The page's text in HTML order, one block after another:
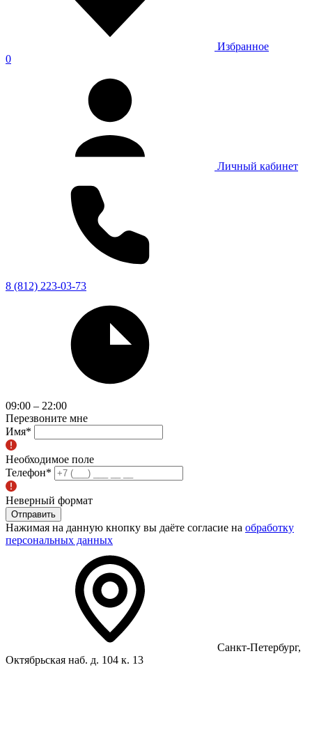
Избранное
0
Личный кабинет
8 (812) 223-03-73
09:00 – 22:00
Перезвоните мне
Имя*
Необходимое поле
Телефон*
Неверный формат
Отправить
Нажимая на данную кнопку вы даёте согласие на обработку
персональных данных
Санкт-Петербург,
Октябрьская наб. д. 104 к. 13